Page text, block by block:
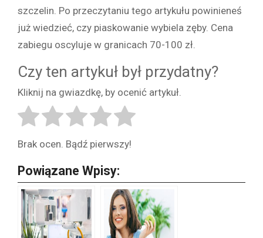
szczelin. Po przeczytaniu tego artykułu powinieneś
już wiedzieć, czy piaskowanie wybiela zęby. Cena
zabiegu oscyluje w granicach 70-100 zł.
Czy ten artykuł był przydatny?
Kliknij na gwiazdkę, by ocenić artykuł.
Brak ocen. Bądź pierwszy!
Powiązane Wpisy: